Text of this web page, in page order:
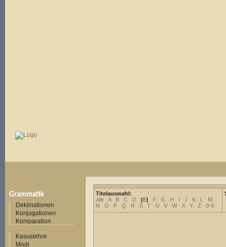
Grammatik
Deklinationen
Konjugationen
Komparation
Kasuslehre
Modi
Titelauswahl:
alle
A B C D (E) F G H I J K L
M
N
O P Q R S T U V W X Y Z 0-9